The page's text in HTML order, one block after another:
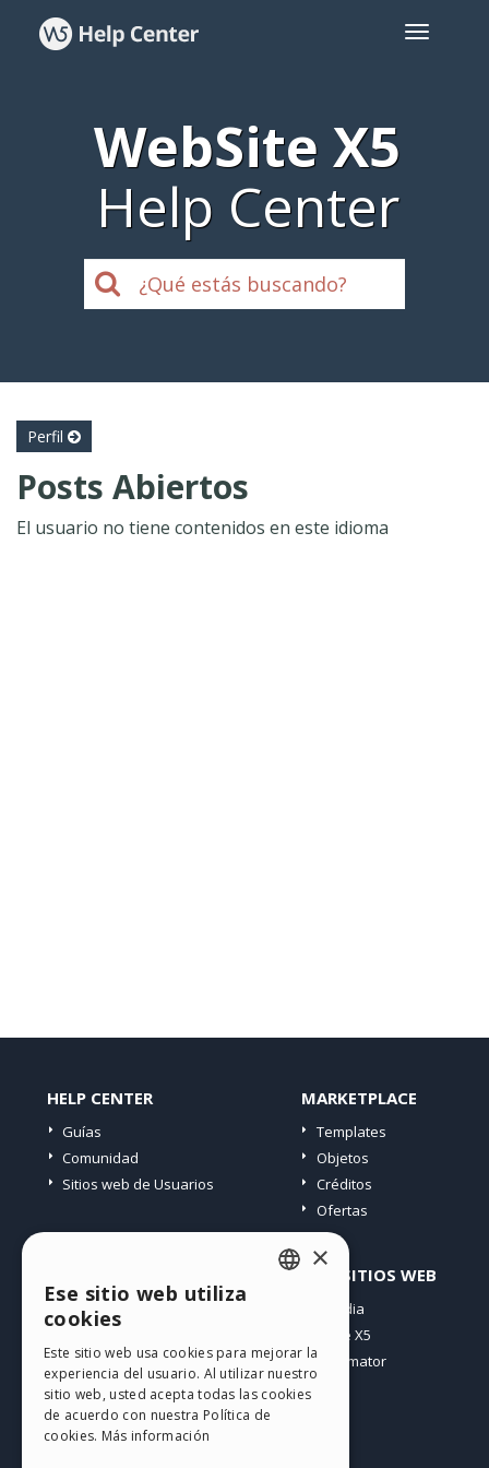
WebSite X5
Help Center
Perfil
Posts Abiertos
El usuario no tiene contenidos en este idioma
HELP CENTER
Guías
Comunidad
Sitios web de Usuarios
MARKETPLACE
Templates
Objetos
Créditos
Ofertas
Mis post
Mis download
Espacio Web
Mis Créditos
OTROS SITIOS WEB
Incomedia
WebSite X5
WebAnimator
GERMAN
SPANISH
×
Ese sitio web utiliza
cookies
Este sitio web usa cookies para mejorar la
experiencia del usuario. Al utilizar nuestro
sitio web, usted acepta todas las cookies
de acuerdo con nuestra Política de
cookies. Más información